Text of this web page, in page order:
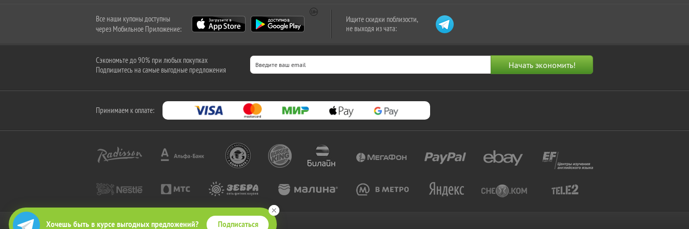
Хочешь быть в курсе выгодных предложений? Подписаться
Все наши купоны доступны
через Мобильное Приложение:
Ищите скидки поблизости,
не выходя из чата:
Сэкономьте до 90% при любых покупках
Подпишитесь на самые выгодные предложения
Принимаем к оплате:
2010-2026 © КупиКупон. Все права защищены.